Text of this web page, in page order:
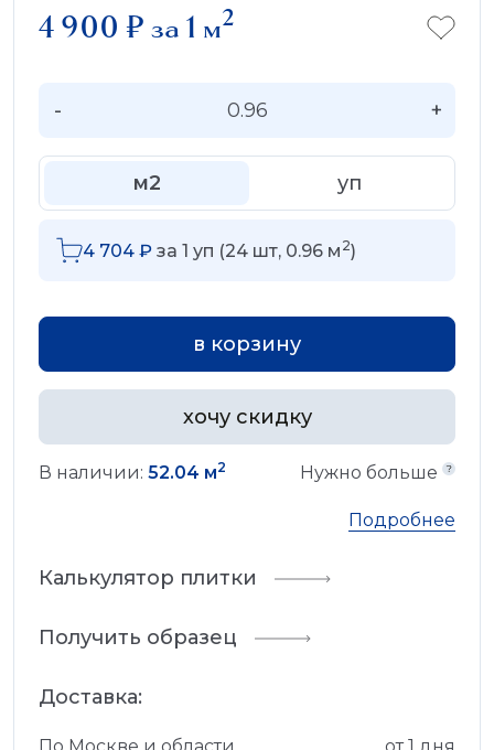
4 900 ₽за 1 м2
- +
м2 уп
4 704 ₽ за 1 уп (24 шт, 0.96 м 2)
в корзину
хочу скидку
В наличии: 52.04 м2 Нужно больше
Подробнее
Калькулятор плитки
Получить образец
Доставка: